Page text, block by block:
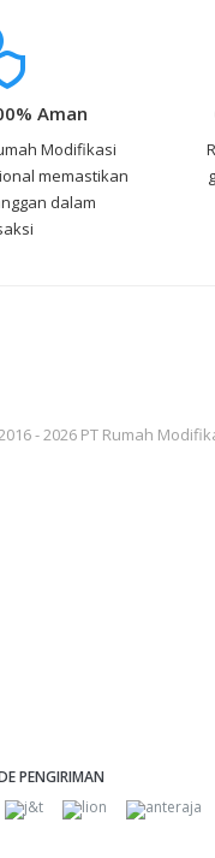
Aman
Modifikasi
memastikan
dalam
- 2026 PT Rumah
PENGIRIMAN